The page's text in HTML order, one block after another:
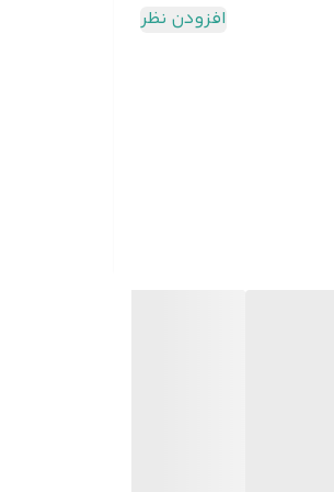
افزودن نظر